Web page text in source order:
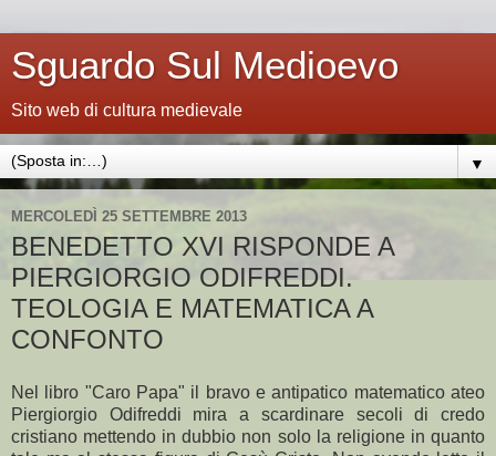
Sguardo Sul Medioevo
Sito web di cultura medievale
▼
MERCOLEDÌ 25 SETTEMBRE 2013
BENEDETTO XVI RISPONDE A
PIERGIORGIO ODIFREDDI.
TEOLOGIA E MATEMATICA A
CONFONTO
Nel libro "Caro Papa" il bravo e antipatico matematico ateo
Piergiorgio Odifreddi mira a scardinare secoli di credo
cristiano mettendo in dubbio non solo la religione in quanto